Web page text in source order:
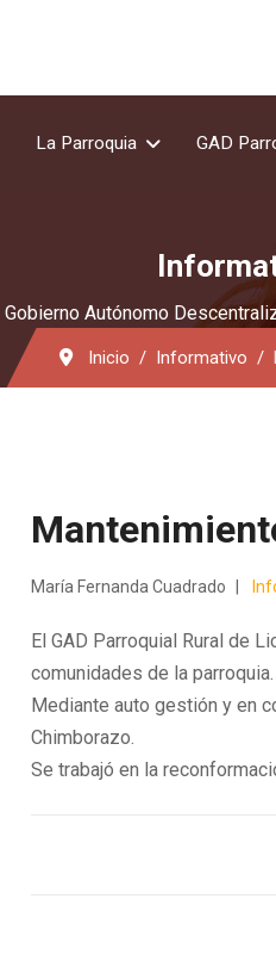
La Parroquia GAD
Gobierno Autónomo
Inicio Informativo
María Fernanda Cuadrado
El GAD Parroquial Rural de
comunidades de la parroquia.
Mediante auto gestión y en
Chimborazo.
Se trabajó en la